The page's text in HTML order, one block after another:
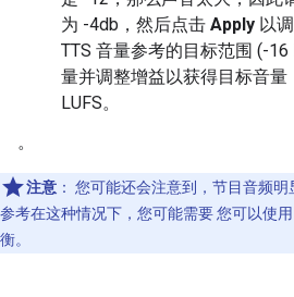
为 -4db，然后点击 Apply 以
TTS 音量参考的目标范围 (-16
量并调整增益以获得目标音量
LUFS。
。
注意 ： 您可能还会注意到，节目音频明
参考在这种情况下，您可能需要 您可以使
衡。